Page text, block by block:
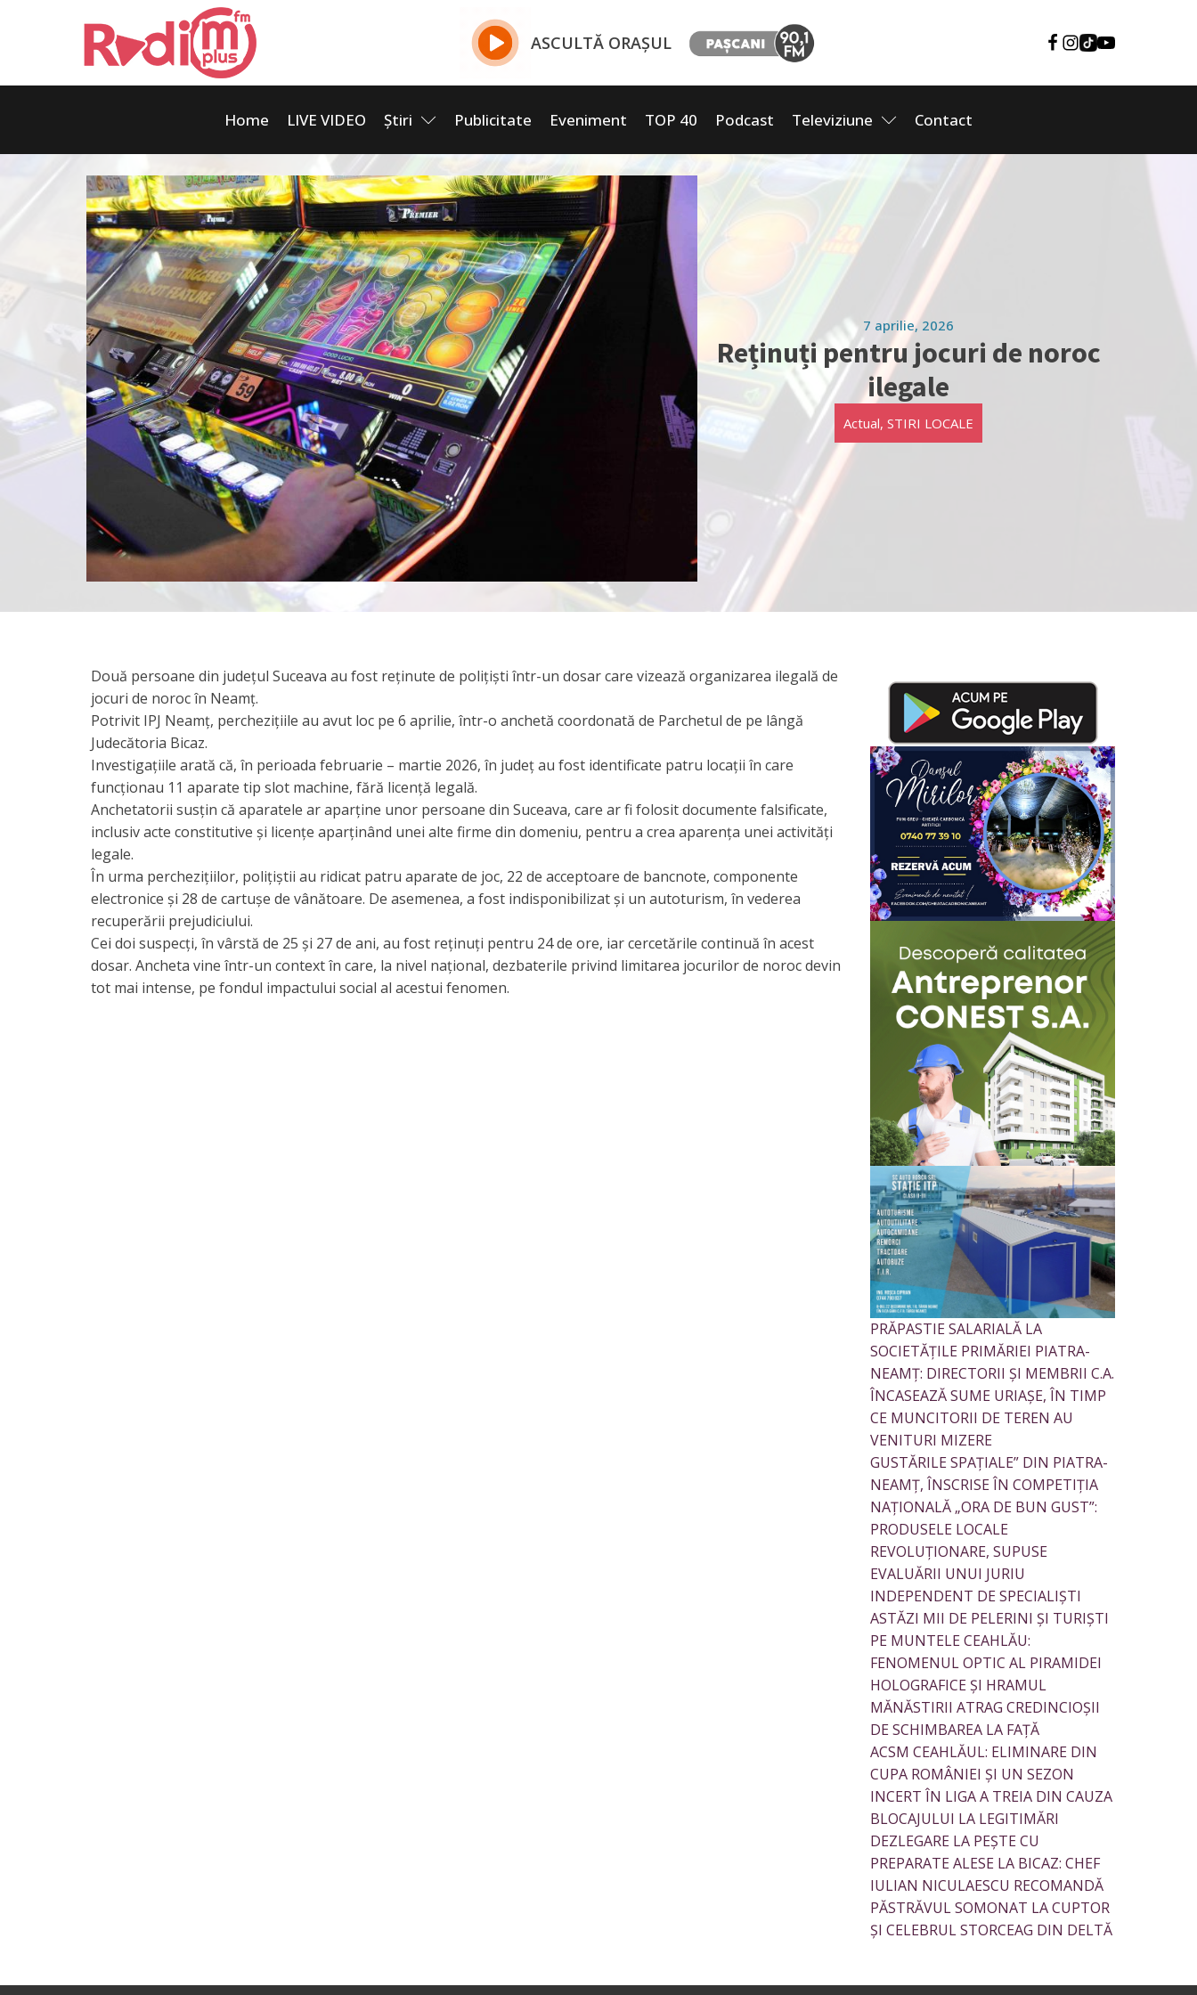
ASCULTĂ ORAȘUL
Home LIVE VIDEO Știri Publicitate Eveniment TOP 40 Podcast Televiziune Contact
7 aprilie, 2026
Reținuți pentru jocuri de noroc
ilegale
Actual, STIRI LOCALE
Două persoane din județul Suceava au fost reținute de polițiști într-un dosar care vizează organizarea ilegală de
jocuri de noroc în Neamț.
Potrivit IPJ Neamț, perchezițiile au avut loc pe 6 aprilie, într-o anchetă coordonată de Parchetul de pe lângă
Judecătoria Bicaz.
Investigațiile arată că, în perioada februarie – martie 2026, în județ au fost identificate patru locații în care
funcționau 11 aparate tip slot machine, fără licență legală.
Anchetatorii susțin că aparatele ar aparține unor persoane din Suceava, care ar fi folosit documente falsificate,
inclusiv acte constitutive și licențe aparținând unei alte firme din domeniu, pentru a crea aparența unei activități
legale.
În urma perchezițiilor, polițiștii au ridicat patru aparate de joc, 22 de acceptoare de bancnote, componente
electronice și 28 de cartușe de vânătoare. De asemenea, a fost indisponibilizat și un autoturism, în vederea
recuperării prejudiciului.
Cei doi suspecți, în vârstă de 25 și 27 de ani, au fost reținuți pentru 24 de ore, iar cercetările continuă în acest
dosar. Ancheta vine într-un context în care, la nivel național, dezbaterile privind limitarea jocurilor de noroc devin
tot mai intense, pe fondul impactului social al acestui fenomen.
PRĂPASTIE SALARIALĂ LA
SOCIETĂȚILE PRIMĂRIEI PIATRA-
NEAMȚ: DIRECTORII ȘI MEMBRII C.A.
ÎNCASEAZĂ SUME URIAȘE, ÎN TIMP
CE MUNCITORII DE TEREN AU
VENITURI MIZERE
GUSTĂRILE SPAȚIALE” DIN PIATRA-
NEAMȚ, ÎNSCRISE ÎN COMPETIȚIA
NAȚIONALĂ „ORA DE BUN GUST”:
PRODUSELE LOCALE
REVOLUȚIONARE, SUPUSE
EVALUĂRII UNUI JURIU
INDEPENDENT DE SPECIALIȘTI
ASTĂZI MII DE PELERINI ȘI TURIȘTI
PE MUNTELE CEAHLĂU:
FENOMENUL OPTIC AL PIRAMIDEI
HOLOGRAFICE ȘI HRAMUL
MĂNĂSTIRII ATRAG CREDINCIOȘII
DE SCHIMBAREA LA FAȚĂ
ACSM CEAHLĂUL: ELIMINARE DIN
CUPA ROMÂNIEI ȘI UN SEZON
INCERT ÎN LIGA A TREIA DIN CAUZA
BLOCAJULUI LA LEGITIMĂRI
DEZLEGARE LA PEȘTE CU
PREPARATE ALESE LA BICAZ: CHEF
IULIAN NICULAESCU RECOMANDĂ
PĂSTRĂVUL SOMONAT LA CUPTOR
ȘI CELEBRUL STORCEAG DIN DELTĂ